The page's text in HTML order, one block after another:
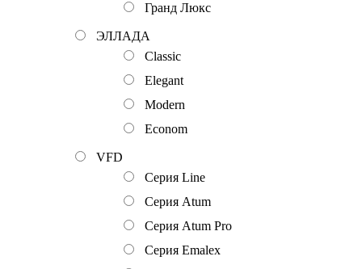
Гранд Люкс
ЭЛЛАДА
Classic
Elegant
Modern
Econom
VFD
Серия Line
Серия Atum
Серия Atum Pro
Серия Emalex